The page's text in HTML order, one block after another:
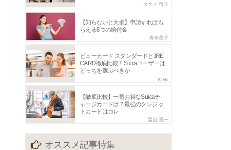
タケイ 啓子
【知らないと大損】申請すればも
らえる8つの給付金
舟本美子
ビューカード スタンダードとJRE
CARD徹底比較！Suicaユーザーは
どっちを選ぶべきか
KIWI
【徹底比較】一番お得なSuicaチ
ャージカードは？最強のクレジッ
トカードはコレ
畠山 憲一
オススメ記事特集